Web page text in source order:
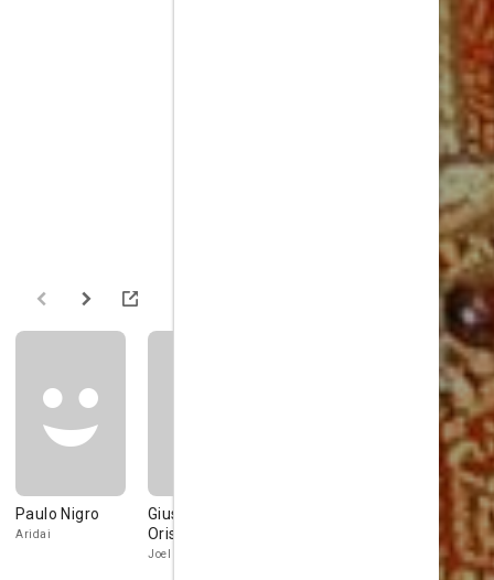
Paulo Nigro
Aridai
Giuseppe
Oristanio
Joel
Paulo
Figueiredo
Memucã